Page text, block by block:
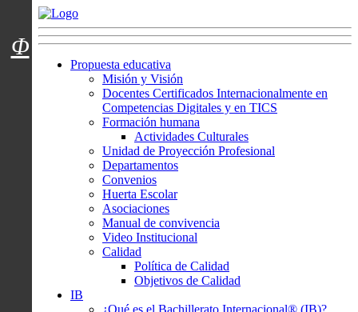
Menú usuarios
Propuesta educativa
Misión y Visión
Docentes Certificados Internacionalmente en
Competencias Digitales y en TICS
Formación humana
Actividades Culturales
Unidad de Proyección Profesional
Departamentos
Convenios
Huerta Escolar
Asociaciones
Manual de convivencia
Video Institucional
Calidad
Política de Calidad
Objetivos de Calidad
IB
¿Qué es el Bachillerato Internacional® (IB)?
Φ